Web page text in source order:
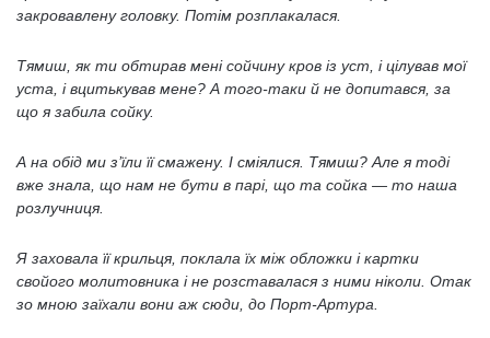
закровавлену головку. Потім розплакалася.
Тямиш, як ти обтирав мені сойчину кров із уст, і цілував мої
уста, і вцитькував мене? А того-таки й не допитався, за
що я забила сойку.
А на обід ми з’їли її смажену. І сміялися. Тямиш? Але я тоді
вже знала, що нам не бути в парі, що та сойка — то наша
розлучниця.
Я заховала її крильця, поклала їх між обложки і картки
свойого молитовника і не розставалася з ними ніколи. Отак
зо мною заїхали вони аж сюди, до Порт-Артура.